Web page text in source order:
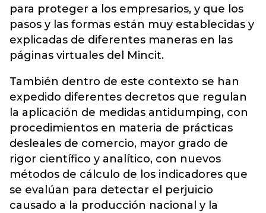
para proteger a los empresarios, y que los
pasos y las formas están muy establecidas y
explicadas de diferentes maneras en las
páginas virtuales del Mincit.
También dentro de este contexto se han
expedido diferentes decretos que regulan
la aplicación de medidas antidumping, con
procedimientos en materia de prácticas
desleales de comercio, mayor grado de
rigor científico y analítico, con nuevos
métodos de cálculo de los indicadores que
se evalúan para detectar el perjuicio
causado a la producción nacional y la